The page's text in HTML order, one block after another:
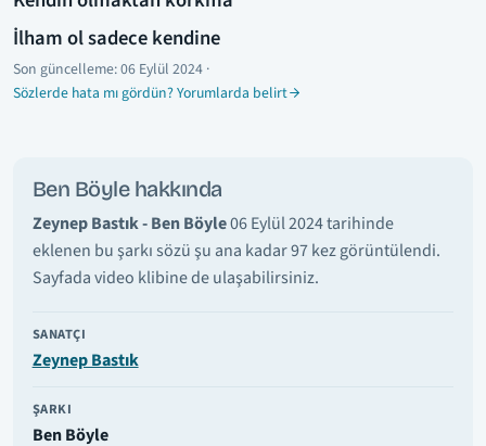
İlham ol sadece kendine
Son güncelleme:06 Eylül 2024 ·
Sözlerde hata mı gördün? Yorumlarda belirt
Ben Böyle hakkında
Zeynep Bastık - Ben Böyle06 Eylül 2024 tarihinde
eklenen bu şarkı sözü şu ana kadar 97 kez görüntülendi.
Sayfada video klibine de ulaşabilirsiniz.
SANATÇI
Zeynep Bastık
ŞARKI
Ben Böyle